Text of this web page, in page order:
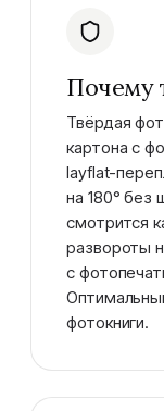
Почему
Твёрдая
картона с
layflat-
на 180° без
смотрится
развороты
с
фотокниги.